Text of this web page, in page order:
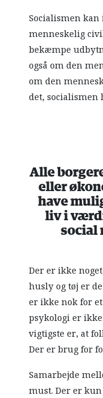
Socialismen
menneskelig
bekæmpe
også om den
om den
det, socialismen
Alle
eller
have
liv i
social
Der er ikke
husly og tøj er
er ikke nok for
psykologi er
vigtigste er, at
Der er brug for
Samarbejde
must. Der er